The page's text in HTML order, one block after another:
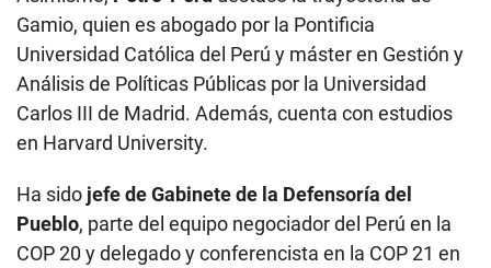
Gamio, quien es abogado por la Pontificia
Universidad Católica del Perú y máster en Gestión y
Análisis de Políticas Públicas por la Universidad
Carlos III de Madrid. Además, cuenta con estudios
en Harvard University.
Ha sido jefe de Gabinete de la Defensoría del
Pueblo, parte del equipo negociador del Perú en la
COP 20 y delegado y conferencista en la COP 21 en